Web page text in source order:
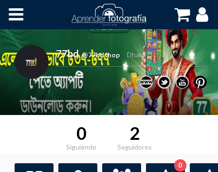
Cursos OnLine
77bd,@77bdshop Dhaka
0
Siguiendo
2
Seguidores
0